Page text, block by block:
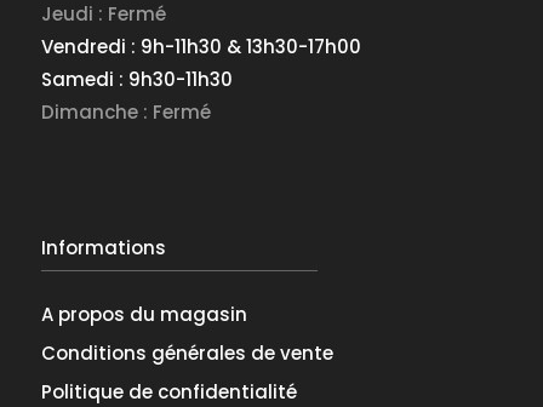
Jeudi : Fermé
Vendredi : 9h-11h30 & 13h30-17h00
Samedi : 9h30-11h30
Dimanche : Fermé
Informations
A propos du magasin
Conditions générales de vente
Politique de confidentialité